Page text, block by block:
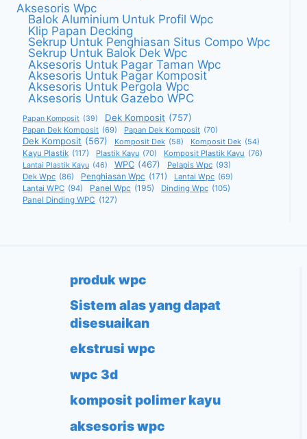
Aksesoris Wpc
Balok Aluminium Untuk Profil Wpc
Klip Papan Decking
Sekrup Untuk Penghiasan Situs Compo Wpc
Sekrup Untuk Balok Dek Wpc
Aksesoris Untuk Pagar Taman Wpc
Aksesoris Untuk Pagar Komposit
Aksesoris Untuk Pergola Wpc
Aksesoris Untuk Gazebo WPC
Papan Komposit (39) Dek Komposit (757)
Papan Dek Komposit (69) Papan Dek Komposit (70)
Dek Komposit (567) Komposit Dek (58) Komposit Dek (54)
Kayu Plastik (117) Plastik Kayu (70) Komposit Plastik Kayu (76)
Lantai Plastik Kayu (46) WPC (467) Pelapis Wpc (93)
Dek Wpc (86) Penghiasan Wpc (171) Lantai Wpc (69)
Lantai WPC (94) Panel Wpc (195) Dinding Wpc (105)
Panel Dinding WPC (127)
produk wpc
Sistem alas yang dapat
disesuaikan
ekstrusi wpc
wpc 3d
komposit polimer kayu
aksesoris wpc